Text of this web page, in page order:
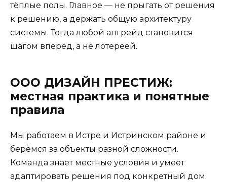
тёплые полы. Главное — не прыгать от решения
к решению, а держать общую архитектуру
системы. Тогда любой апгрейд становится
шагом вперёд, а не лотереей.
ООО ДИЗАЙН ПРЕСТИЖ:
местная практика и понятные
правила
Мы работаем в Истре и Истринском районе и
берёмся за объекты разной сложности.
Команда знает местные условия и умеет
адаптировать решения под конкретный дом.